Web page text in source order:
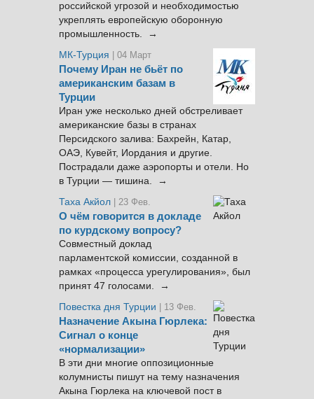
российской угрозой и необходимостью
укреплять европейскую оборонную
промышленность. →
МК-Турция
| 04 Март
Почему Иран не бьёт по
американским базам в
Турции
Иран уже несколько дней обстреливает
американские базы в странах
Персидского залива: Бахрейн, Катар,
ОАЭ, Кувейт, Иордания и другие.
Пострадали даже аэропорты и отели. Но
в Турции — тишина. →
Таха Акйол | 23 Фев.
О чём говорится в докладе
по курдскому вопросу?
Совместный доклад
парламентской комиссии, созданной в
рамках «процесса урегулирования», был
принят 47 голосами. →
Повестка дня Турции
| 13 Фев.
Назначение Акына Гюрлека:
Сигнал о конце
«нормализации»
В эти дни многие оппозиционные
колумнисты пишут на тему назначения
Акына Гюрлека на ключевой пост в